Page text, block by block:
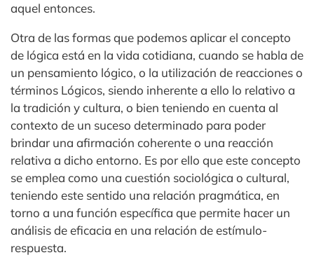
aquel entonces.
Otra de las formas que podemos aplicar el concepto
de lógica está en la vida cotidiana, cuando se habla de
un pensamiento lógico, o la utilización de reacciones o
términos Lógicos, siendo inherente a ello lo relativo a
la tradición y cultura, o bien teniendo en cuenta al
contexto de un suceso determinado para poder
brindar una afirmación coherente o una reacción
relativa a dicho entorno. Es por ello que este concepto
se emplea como una cuestión sociológica o cultural,
teniendo este sentido una relación pragmática, en
torno a una función específica que permite hacer un
análisis de eficacia en una relación de estímulo-
respuesta.